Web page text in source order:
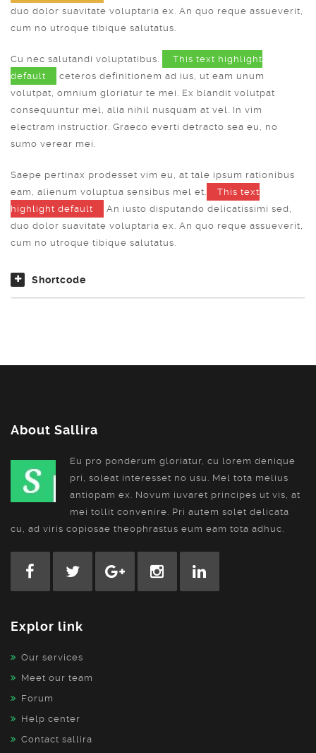
duo dolor suavitate voluptaria ex. An quo reque assueverit,
cum no utroque tibique salutatus.
Cu nec salutandi voluptatibus.
This text highlight
default
ceteros definitionem ad ius, ut eam unum
volutpat, omnium gloriatur te mei. Ex blandit volutpat
consequuntur mel, alia nihil nusquam at vel. In vim
electram instructior. Graeco everti detracto sea eu, no
sumo verear mei.
Saepe pertinax prodesset vim eu, at tale ipsum rationibus
eam, alienum voluptua sensibus mel et.
This text
highlight default
An iusto disputando delicatissimi sed,
duo dolor suavitate voluptaria ex. An quo reque assueverit,
cum no utroque tibique salutatus.
Shortcode
About Sallira
Eu pro ponderum gloriatur, cu lorem denique
pri, soleat interesset no usu. Mel tota melius
antiopam ex. Novum iuvaret principes ut vis, at
mei tollit convenire. Pri autem solet delicata
cu, ad viris copiosae theophrastus eum eam tota adhuc.
Explor link
Our services
Meet our team
Forum
Help center
Contact sallira